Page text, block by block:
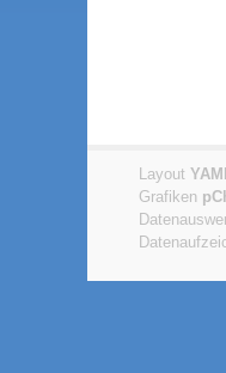
Layout
Grafiken